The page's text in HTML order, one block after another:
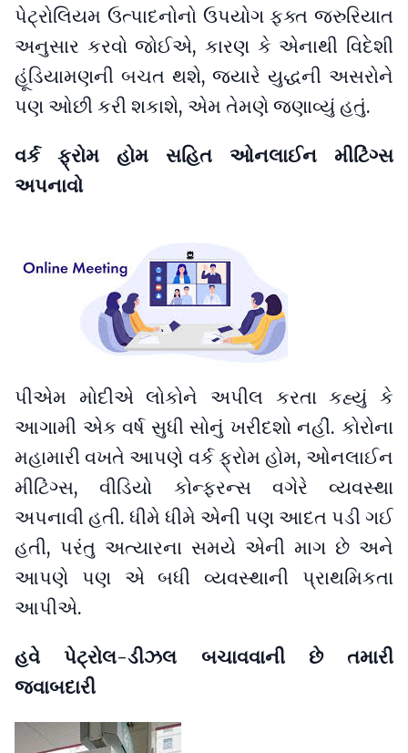
પેટ્રોલિયમ ઉત્પાદનોનો ઉપયોગ ફક્ત જરુરિયાત
અનુસાર કરવો જોઈએ, કારણ કે એનાથી વિદેશી
હૂંડિયામણની બચત થશે, જ્યારે યુદ્ધની અસરોને
પણ ઓછી કરી શકાશે, એમ તેમણે જણાવ્યું હતું.
વર્ક ફ્રોમ હોમ સહિત ઓનલાઈન મીટિંગ્સ
અપનાવો
પીએમ મોદીએ લોકોને અપીલ કરતા કહ્યું કે
આગામી એક વર્ષ સુધી સોનું ખરીદશો નહીં. કોરોના
મહામારી વખતે આપણે વર્ક ફ્રોમ હોમ, ઓનલાઈન
મીટિંગ્સ, વીડિયો કોન્ફરન્સ વગેરે વ્યવસ્થા
અપનાવી હતી. ધીમે ધીમે એની પણ આદત પડી ગઈ
હતી, પરંતુ અત્યારના સમયે એની માગ છે અને
આપણે પણ એ બધી વ્યવસ્થાની પ્રાથમિકતા
આપીએ.
હવે પેટ્રોલ-ડીઝલ બચાવવાની છે તમારી
જવાબદારી